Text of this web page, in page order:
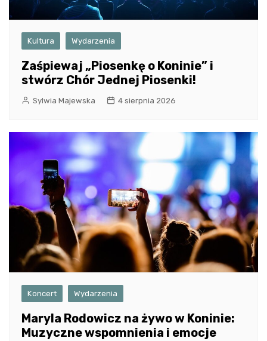
Kultura Wydarzenia
Zaśpiewaj „Piosenkę o Koninie” i
stwórz Chór Jednej Piosenki!
Sylwia Majewska 4 sierpnia 2026
Koncert Wydarzenia
Maryla Rodowicz na żywo w Koninie:
Muzyczne wspomnienia i emocje